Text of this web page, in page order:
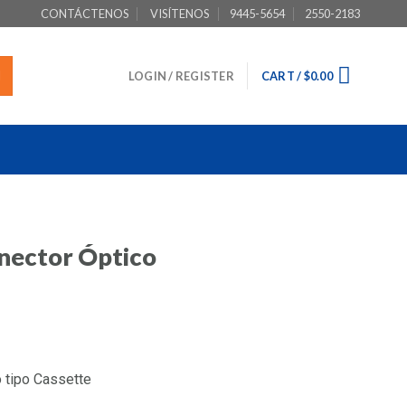
CONTÁCTENOS VISÍTENOS 9445-5654 2550-2183
LOGIN / REGISTER CART /$0.00
Óptico
tipo Cassette